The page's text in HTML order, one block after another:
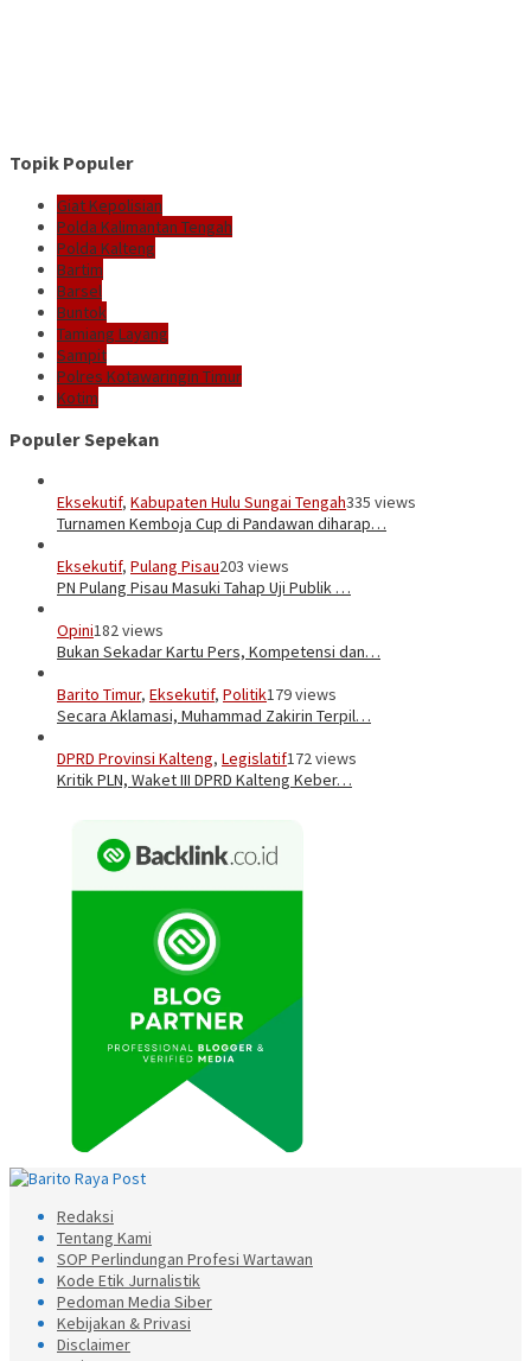
Topik Populer
Giat Kepolisian
Polda Kalimantan Tengah
Polda Kalteng
Bartim
Barsel
Buntok
Tamiang Layang
Sampit
Polres Kotawaringin Timur
Kotim
Populer Sepekan
Eksekutif, Kabupaten Hulu Sungai Tengah335 views
Turnamen Kemboja Cup di Pandawan diharap…
Eksekutif, Pulang Pisau203 views
PN Pulang Pisau Masuki Tahap Uji Publik …
Opini182 views
Bukan Sekadar Kartu Pers, Kompetensi dan…
Barito Timur, Eksekutif, Politik179 views
Secara Aklamasi, Muhammad Zakirin Terpil…
DPRD Provinsi Kalteng, Legislatif172 views
Kritik PLN, Waket III DPRD Kalteng Keber…
Redaksi
Tentang Kami
SOP Perlindungan Profesi Wartawan
Kode Etik Jurnalistik
Pedoman Media Siber
Kebijakan & Privasi
Disclaimer